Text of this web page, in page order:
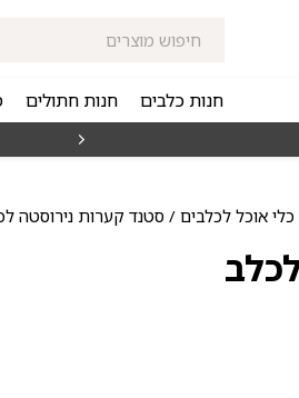
חנות כלבים חנות חתולים
כלי אוכל לכלבים / סטנד קערות נירוסטה